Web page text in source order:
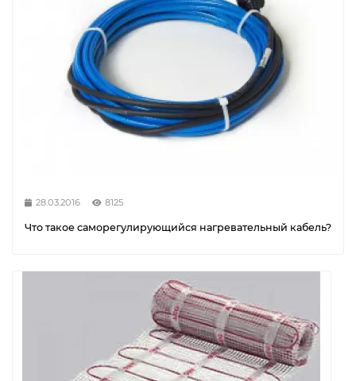
28.03.2016 8125
Что такое саморегулирующийся нагревательный кабель?